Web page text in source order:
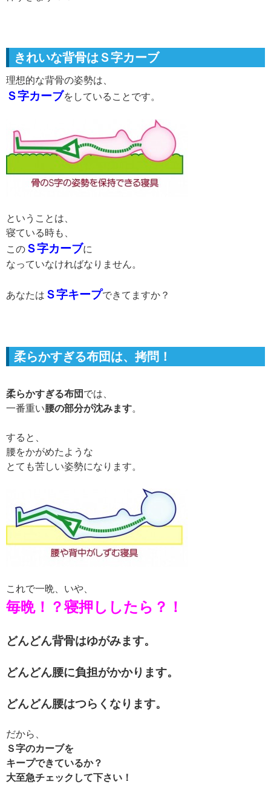
きれいな背骨はＳ字カーブ
理想的な背骨の姿勢は、
Ｓ字カーブをしていることです。
ということは、
寝ている時も、
この Ｓ字カーブに
なっていなければなりません。
あなたは Ｓ字キープできてますか？
柔らかすぎる布団は、拷問！
柔らかすぎる布団 では、
一番重い腰の部分が沈みます。
すると、
腰をかがめたような
とても苦しい姿勢になります。
これで一晩、いや、
毎晩！？寝押ししたら？！
どんどん背骨はゆがみます。
どんどん腰に負担がかかります。
どんどん腰はつらくなります。
だから、
Ｓ字のカーブを
キープできているか？
大至急チェックして下さい！